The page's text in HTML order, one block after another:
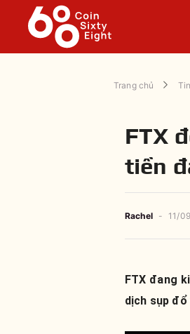
Trang chủ
FTX
tiền
Rachel - 11/
FTX đang
dịch sụp đổ